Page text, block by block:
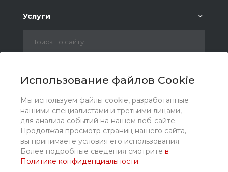
Использование файлов Cookie
Мы используем файлы cookie, разработанные
нашими специалистами и третьими лицами,
для анализа событий на нашем веб-сайте.
Продолжая просмотр страниц нашего сайта,
вы принимаете условия его использования.
Более подробные сведения смотрите в
Политике конфиденциальности.
Услуги
+7 (930) 828 22 70
krut884@gmail.com
Заказать звонок
г. Брянск, Станке Димитрова проспект, 54а/2